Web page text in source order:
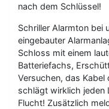
nach dem Schlüssel!
Schriller Alarmton bei
eingebauter
Schloss mit einem
Batteriefachs,
Versuchen, das Kabel
schlägt wirklich jeden
Flucht! Zusätzlich